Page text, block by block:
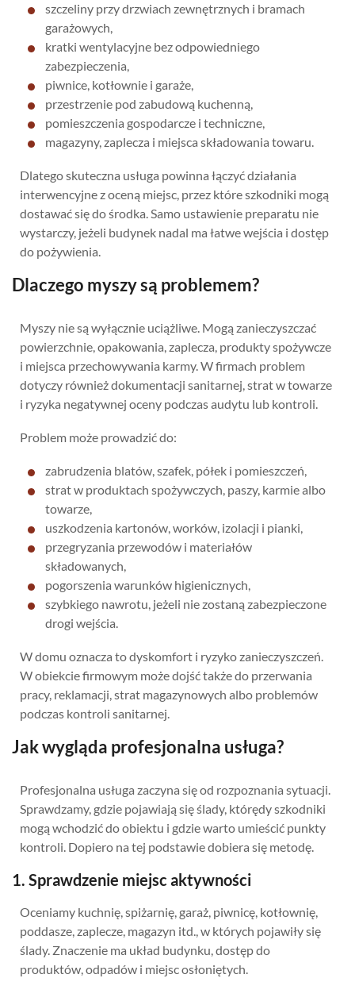
szczeliny przy drzwiach zewnętrznych i bramach
garażowych,
kratki wentylacyjne bez odpowiedniego
zabezpieczenia,
piwnice, kotłownie i garaże,
przestrzenie pod zabudową kuchenną,
pomieszczenia gospodarcze i techniczne,
magazyny, zaplecza i miejsca składowania towaru.
Dlatego skuteczna usługa powinna łączyć działania
interwencyjne z oceną miejsc, przez które szkodniki mogą
dostawać się do środka. Samo ustawienie preparatu nie
wystarczy, jeżeli budynek nadal ma łatwe wejścia i dostęp
do pożywienia.
Dlaczego myszy są problemem?
Myszy nie są wyłącznie uciążliwe. Mogą zanieczyszczać
powierzchnie, opakowania, zaplecza, produkty spożywcze
i miejsca przechowywania karmy. W firmach problem
dotyczy również dokumentacji sanitarnej, strat w towarze
i ryzyka negatywnej oceny podczas audytu lub kontroli.
Problem może prowadzić do:
zabrudzenia blatów, szafek, półek i pomieszczeń,
strat w produktach spożywczych, paszy, karmie albo
towarze,
uszkodzenia kartonów, worków, izolacji i pianki,
przegryzania przewodów i materiałów
składowanych,
pogorszenia warunków higienicznych,
szybkiego nawrotu, jeżeli nie zostaną zabezpieczone
drogi wejścia.
W domu oznacza to dyskomfort i ryzyko zanieczyszczeń.
W obiekcie firmowym może dojść także do przerwania
pracy, reklamacji, strat magazynowych albo problemów
podczas kontroli sanitarnej.
Jak wygląda profesjonalna usługa?
Profesjonalna usługa zaczyna się od rozpoznania sytuacji.
Sprawdzamy, gdzie pojawiają się ślady, którędy szkodniki
mogą wchodzić do obiektu i gdzie warto umieścić punkty
kontroli. Dopiero na tej podstawie dobiera się metodę.
1. Sprawdzenie miejsc aktywności
Oceniamy kuchnię, spiżarnię, garaż, piwnicę, kotłownię,
poddasze, zaplecze, magazyn itd., w których pojawiły się
ślady. Znaczenie ma układ budynku, dostęp do
produktów, odpadów i miejsc osłoniętych.